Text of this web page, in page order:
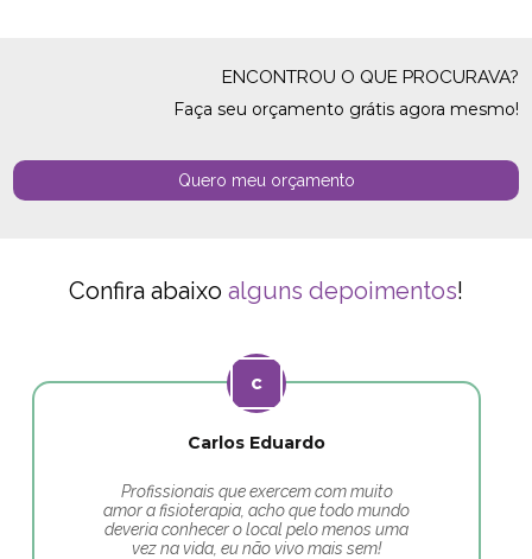
ENCONTROU O QUE PROCURAVA?
Faça seu orçamento grátis agora mesmo!
Quero meu orçamento
Confira abaixo alguns depoimentos!
Carlos Eduardo
Profissionais que exercem com muito
amor a fisioterapia, acho que todo mundo
deveria conhecer o local pelo menos uma
vez na vida, eu não vivo mais sem!